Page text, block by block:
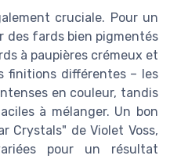
cruciale. Pour un
des fards bien pigmentés
à paupières crémeux et
finitions différentes – les
en couleur, tandis
à mélanger. Un bon
Crystals" de Violet Voss,
pour un résultat